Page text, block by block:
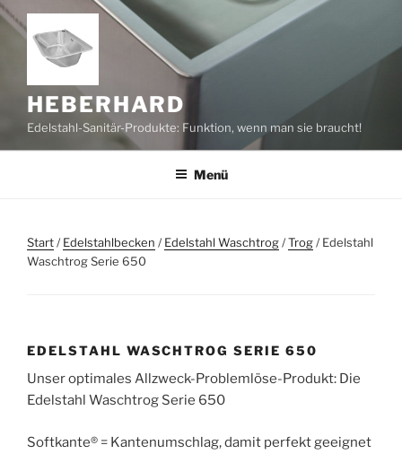
Zum
Inhalt
springen
HEBERHARD
Edelstahl-Sanitär-Produkte: Funktion, wenn man sie braucht!
Menü
Start/Edelstahlbecken /Edelstahl Waschtrog/Trog/ Edelstahl
Waschtrog Serie 650
EDELSTAHL WASCHTROG SERIE 650
Unser optimales Allzweck-Problemlöse-Produkt: Die
Edelstahl Waschtrog Serie 650
Softkante® = Kantenumschlag, damit perfekt geeignet